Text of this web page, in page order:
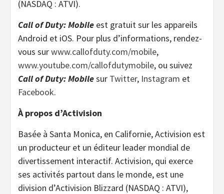
(NASDAQ : ATVI).
Call of Duty: Mobile est gratuit sur les appareils
Android et iOS. Pour plus d’informations, rendez-
vous surwww.callofduty.com/mobile,
www.youtube.com/callofdutymobile, ou suivez
Call of Duty: Mobilesur Twitter, Instagram et
Facebook.
À propos d’Activision
Basée à Santa Monica, en Californie, Activision est
un producteur et un éditeur leader mondial de
divertissement interactif. Activision, qui exerce
ses activités partout dans le monde, est une
division d’Activision Blizzard (NASDAQ : ATVI),